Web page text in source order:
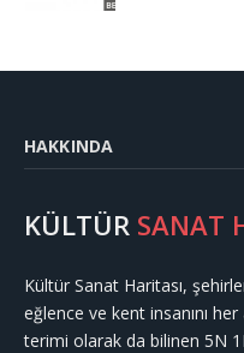
HAKKINDA
KÜLTÜR SANAT
Kültür Sanat Haritası,
eğlence ve kent insanını
terimi olarak da bilinen 5N